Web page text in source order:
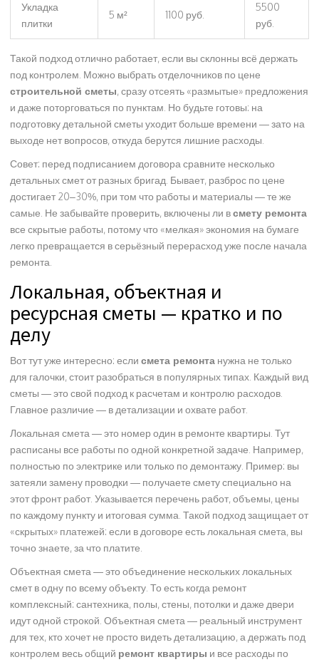
Укладка
плитки
5 м² 1100 руб.
5500
руб.
Такой подход отлично работает, если вы склонны всё держать
под контролем. Можно выбрать отделочников по цене
строительной сметы, сразу отсеять «размытые» предложения
и даже поторговаться по пунктам. Но будьте готовы: на
подготовку детальной сметы уходит больше времени — зато на
выходе нет вопросов, откуда берутся лишние расходы.
Совет: перед подписанием договора сравните несколько
детальных смет от разных бригад. Бывает, разброс по цене
достигает 20–30%, при том что работы и материалы — те же
самые. Не забывайте проверить, включены ли всмету ремонта
все скрытые работы, потому что «мелкая» экономия на бумаге
легко превращается в серьёзный перерасход уже после начала
ремонта.
Локальная, объектная и
ресурсная сметы — кратко и по
делу
Вот тут уже интересно: если смета ремонта нужна не только
для галочки, стоит разобраться в популярных типах. Каждый вид
сметы — это свой подход к расчетам и контролю расходов.
Главное различие — в детализации и охвате работ.
Локальная смета — это номер один в ремонте квартиры. Тут
расписаны все работы по одной конкретной задаче. Например,
полностью по электрике или только по демонтажу. Пример: вы
затеяли замену проводки — получаете смету специально на
этот фронт работ. Указывается перечень работ, объемы, цены
по каждому пункту и итоговая сумма. Такой подход защищает от
«скрытых» платежей: если в договоре есть локальная смета, вы
точно знаете, за что платите.
Объектная смета — это объединение нескольких локальных
смет в одну по всему объекту. То есть когда ремонт
комплексный: сантехника, полы, стены, потолки и даже двери
идут одной строкой. Объектная смета — реальный инструмент
для тех, кто хочет не просто видеть детализацию, а держать под
контролем весь общий ремонт квартиры и все расходы по